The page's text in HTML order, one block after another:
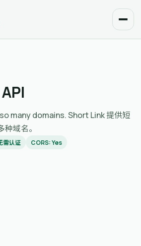
many domains. Short Link 提供短
域名。
需认证 CORS: Yes